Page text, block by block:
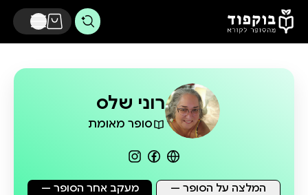
דלג לתוכן הראשי
רוני שלס
סופר מאומת
מעקב אחר הסופר —
המלצה על הסופר —